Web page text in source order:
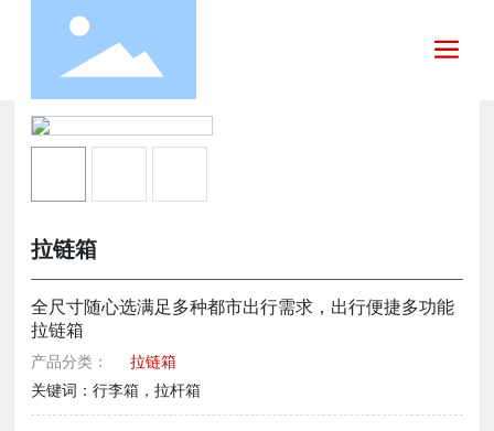
拉链箱
全尺寸随心选满足多种都市出行需求，出行便捷多功能
拉链箱
产品分类：
拉链箱
关键词：行李箱，拉杆箱